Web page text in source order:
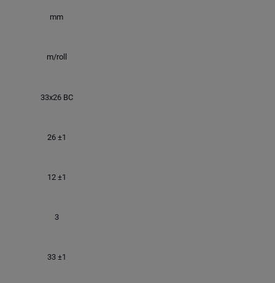
mm
m/roll
33x26 BC
26 ±1
12 ±1
3
33 ±1